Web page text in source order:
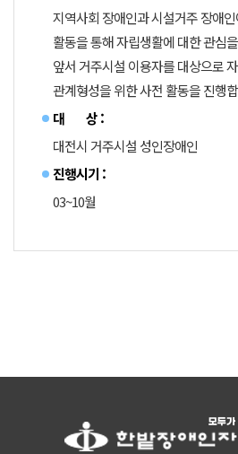
지역사회 장애인과 시설거주 장애
활동을 통해 자립생활에 대한 관심
앞서 거주시설 이용자를 대상으로
관계형성을 위한 사전 활동을 진행
대 상 :
대전시 거주시설 성인장애인
진행시기 :
03~10월